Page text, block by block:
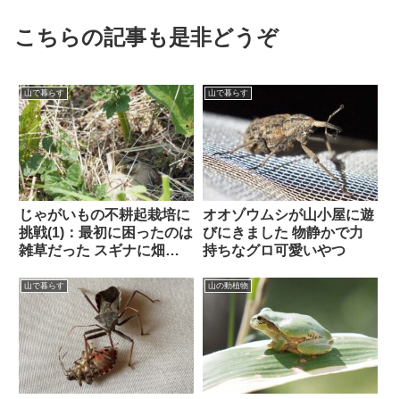
こちらの記事も是非どうぞ
山で暮らす
じゃがいもの不耕起栽培に
挑戦(1)：最初に困ったのは
雑草だった スギナに畑が
山で暮らす
オオゾウムシが山小屋に遊
びにきました 物静かで力
持ちなグロ可愛いやつ
山で暮らす 山の動植物